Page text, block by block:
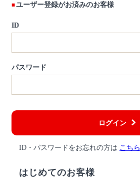
ユーザー登録がお済みのお客様
ID
パスワード
ログイン
ID・パスワードをお忘れの方は こちら
はじめてのお客様